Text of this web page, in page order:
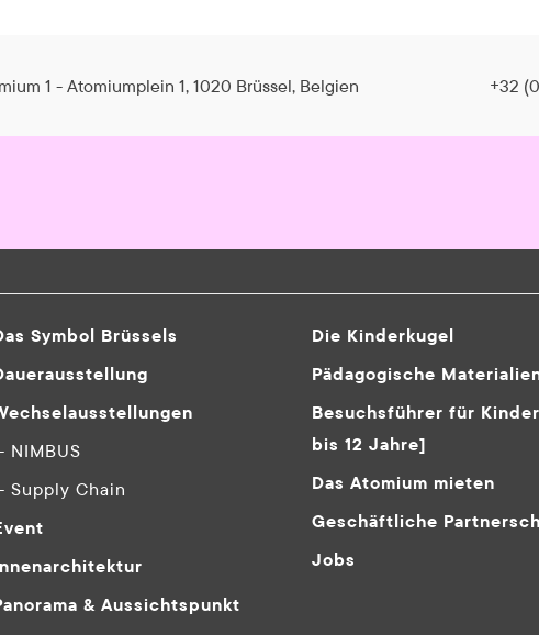
1 - Atomiumplein 1, 1020 Brüssel, Belgien +32
Symbol Brüssels
NIMBUS
Supply Chain
& Aussichtspunkt
Die Kinderkugel
Pädagogische
Besuchsführer für
bis 12 Jahre]
Das Atomium mieten
Geschäftliche
Jobs